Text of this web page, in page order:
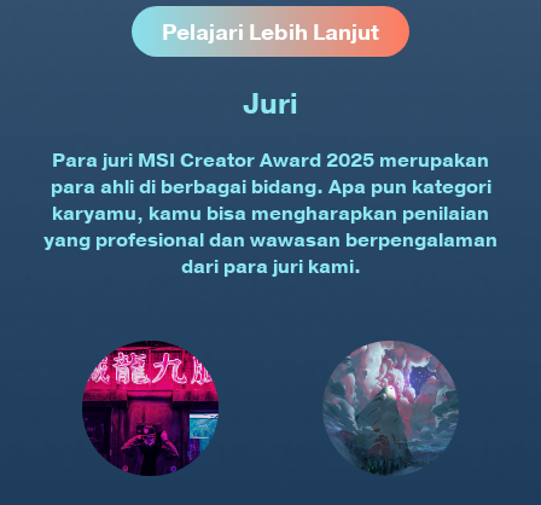
Pelajari Lebih Lanjut
Juri
Para juri MSI Creator Award 2025 merupakan
para ahli di berbagai bidang. Apa pun kategori
karyamu, kamu bisa mengharapkan penilaian
yang profesional dan wawasan berpengalaman
dari para juri kami.